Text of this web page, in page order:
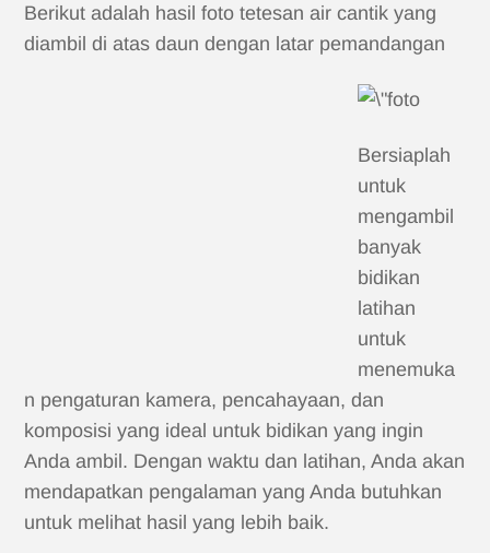
Berikut adalah hasil foto tetesan air cantik yang
diambil di atas daun dengan latar pemandangan
Bersiaplah
untuk
mengambil
banyak
bidikan
latihan
untuk
menemuka
n pengaturan kamera, pencahayaan, dan
komposisi yang ideal untuk bidikan yang ingin
Anda ambil. Dengan waktu dan latihan, Anda akan
mendapatkan pengalaman yang Anda butuhkan
untuk melihat hasil yang lebih baik.